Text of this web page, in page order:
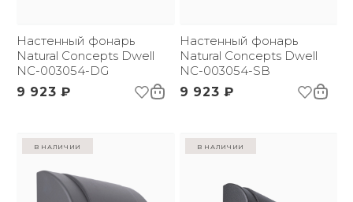
Настенный фонарь
Natural Concepts Dwell
NC-003054-DG
9 923 ₽
Настенный фонарь
Natural Concepts Dwell
NC-003054-SB
9 923 ₽
в наличии в наличии